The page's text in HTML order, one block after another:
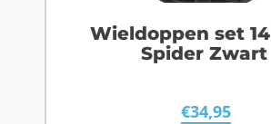
Wieldoppen set
Spider Zwart
€34,95